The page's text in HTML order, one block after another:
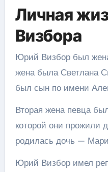
Личная
Визбора
Юрий Визбор был
жена была Светлана
был сын по имени
Вторая жена певца
которой они прожили
родилась дочь —
Юрий Визбор имел